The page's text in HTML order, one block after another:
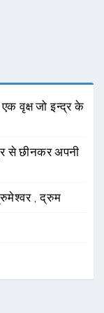
वृक्ष जो इन्द्र के
से छीनकर अपनी
,द्रुम